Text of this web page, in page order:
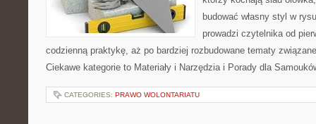
budować własny styl w
prowadzi czytelnika od
codzienną praktykę, aż po bardziej rozbudowane tematy
Ciekawe kategorie to Materiały i Narzędzia i Porady dla
CATEGORIES: PRAWO WOLONTARIATU